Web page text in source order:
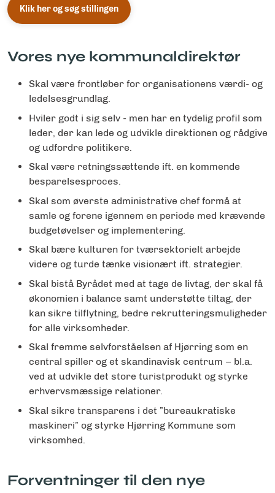
Klik her og søg stillingen
Vores nye kommunaldirektør
Skal være frontløber for organisationens værdi- og
ledelsesgrundlag.
Hviler godt i sig selv - men har en tydelig profil som
leder, der kan lede og udvikle direktionen og rådgive
og udfordre politikere.
Skal være retningssættende ift. en kommende
besparelsesproces.
Skal som øverste administrative chef formå at
samle og forene igennem en periode med krævende
budgetøvelser og implementering.
Skal bære kulturen for tværsektorielt arbejde
videre og turde tænke visionært ift. strategier.
Skal bistå Byrådet med at tage de livtag, der skal få
økonomien i balance samt understøtte tiltag, der
kan sikre tilflytning, bedre rekrutteringsmuligheder
for alle virksomheder.
Skal fremme selvforståelsen af Hjørring som en
central spiller og et skandinavisk centrum – bl.a.
ved at udvikle det store turistprodukt og styrke
erhvervsmæssige relationer.
Skal sikre transparens i det ”bureaukratiske
maskineri” og styrke Hjørring Kommune som
virksomhed.
Forventninger til den nye